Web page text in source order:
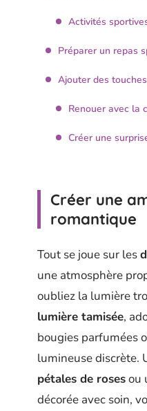
Activités
Préparer un repas
Ajouter des
Renouer avec la
Créer une
Créer une
romantique
Tout se joue sur les
une atmosphère
oubliez la lumière
lumière tamisée,
bougies parfumées
lumineuse discrète.
pétales de rosesou
décorée avec soin,